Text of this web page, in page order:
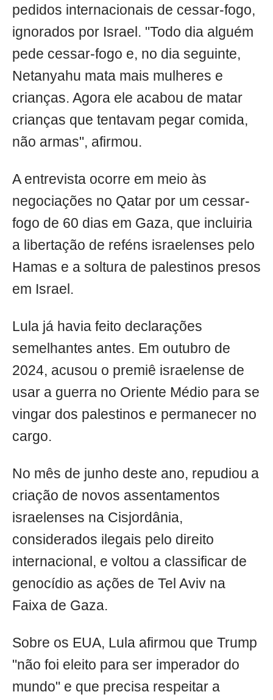
pedidos internacionais de cessar-fogo,
ignorados por Israel. "Todo dia alguém
pede cessar-fogo e, no dia seguinte,
Netanyahu mata mais mulheres e
crianças. Agora ele acabou de matar
crianças que tentavam pegar comida,
não armas", afirmou.
A entrevista ocorre em meio às
negociações no Qatar por um cessar-
fogo de 60 dias em Gaza, que incluiria
a libertação de reféns israelenses pelo
Hamas e a soltura de palestinos presos
em Israel.
Lula já havia feito declarações
semelhantes antes. Em outubro de
2024, acusou o premiê israelense de
usar a guerra no Oriente Médio para se
vingar dos palestinos e permanecer no
cargo.
No mês de junho deste ano, repudiou a
criação de novos assentamentos
israelenses na Cisjordânia,
considerados ilegais pelo direito
internacional, e voltou a classificar de
genocídio as ações de Tel Aviv na
Faixa de Gaza.
Sobre os EUA, Lula afirmou que Trump
"não foi eleito para ser imperador do
mundo" e que precisa respeitar a